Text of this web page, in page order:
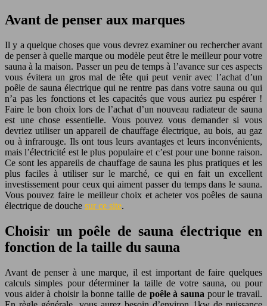
Avant de penser aux marques
Il y a quelque choses que vous devrez examiner ou rechercher avant
de penser à quelle marque ou modèle peut être le meilleur pour votre
sauna à la maison. Passer un peu de temps à l’avance sur ces aspects
vous évitera un gros mal de tête qui peut venir avec l’achat d’un
poêle de sauna électrique qui ne rentre pas dans votre sauna ou qui
n’a pas les fonctions et les capacités que vous auriez pu espérer !
Faire le bon choix lors de l’achat d’un nouveau radiateur de sauna
est une chose essentielle. Vous pouvez vous demander si vous
devriez utiliser un appareil de chauffage électrique, au bois, au gaz
ou à infrarouge. Ils ont tous leurs avantages et leurs inconvénients,
mais l’électricité est le plus populaire et c’est pour une bonne raison.
Ce sont les appareils de chauffage de sauna les plus pratiques et les
plus faciles à utiliser sur le marché, ce qui en fait un excellent
investissement pour ceux qui aiment passer du temps dans le sauna.
Vous pouvez faire le meilleur choix et acheter vos poêles de sauna
électrique de douche sur ce site.
Choisir un poêle de sauna électrique en
fonction de la taille du sauna
Avant de penser à une marque, il est important de faire quelques
calculs simples pour déterminer la taille de votre sauna, ou pour
vous aider à choisir la bonne taille de poêle à sauna pour le travail.